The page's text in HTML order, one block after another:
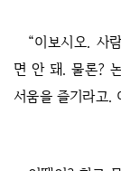
“이보시오. 사
면 안 돼. 물론?
서움을 즐기라고.